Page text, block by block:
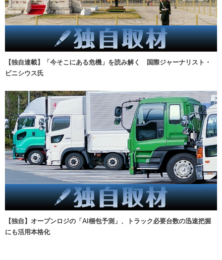
【独自連載】「今そこにある危機」を読み解く 国際ジャーナリスト・
ビニシウス氏
【独自】オープンロジの「AI梱包予測」、トラック必要台数の迅速把握
にも活用本格化